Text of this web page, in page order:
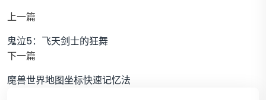
上一篇
鬼泣5：飞天剑士的狂舞
下一篇
魔兽世界地图坐标快速记忆法